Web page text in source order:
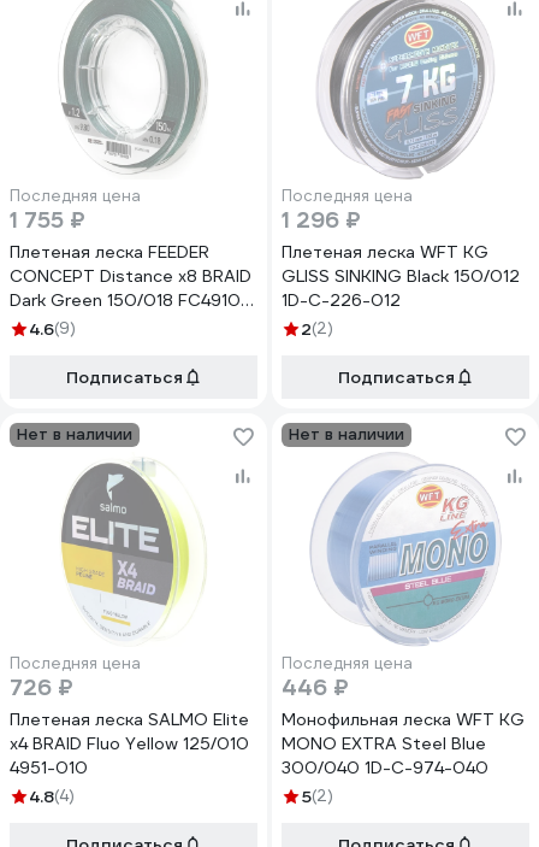
Последняя цена
1 755 ₽
Плетеная леска FEEDER
CONCEPT Distance х8 BRAID
Dark Green 150/018 FC4910-
0184.6(9)
Подписаться
Последняя цена
1 296 ₽
Плетеная леска WFT KG
GLISS SINKING Black 150/012
1D-C-226-012
2(2)
Подписаться
Нет в наличии
Последняя цена
726 ₽
Плетеная леска SALMO Elite
х4 BRAID Fluo Yellow 125/010
4951-010
4.8(4)
Нет в наличии
Последняя цена
446 ₽
Монофильная леска WFT KG
MONO EXTRA Steel Blue
300/040 1D-C-974-040
5(2)